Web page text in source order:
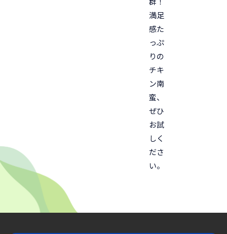
満足
感た
っぷ
りの
チキ
ン南
蛮、
ぜひ
お試
しく
ださ
い。